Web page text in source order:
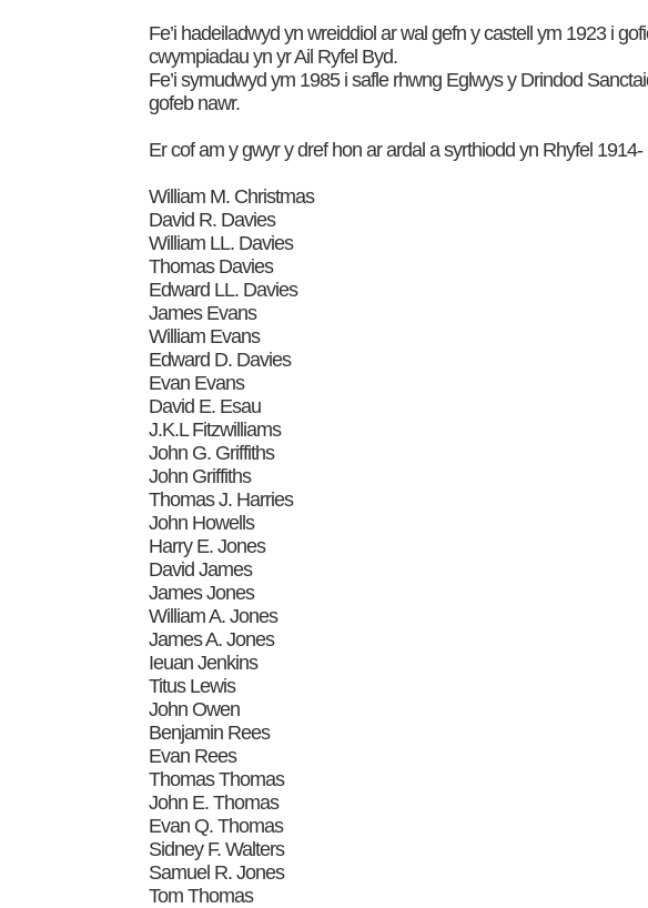
Fe’i hadeiladwyd yn wreiddiol ar wal gefn y castell ym 1923 i
cwympiadau yn yr Ail Ryfel Byd.
Fe’i symudwyd ym 1985 i safle rhwng Eglwys y Drindod
gofeb nawr.
Er cof am y gwyr y dref hon ar ardal a syrthiodd yn Rhyfel
William M. Christmas
David R. Davies
William LL. Davies
Thomas Davies
Edward LL. Davies
James Evans
William Evans
Edward D. Davies
Evan Evans
David E. Esau
J.K.L Fitzwilliams
John G. Griffiths
John Griffiths
Thomas J. Harries
John Howells
Harry E. Jones
David James
James Jones
William A. Jones
James A. Jones
Ieuan Jenkins
Titus Lewis
John Owen
Benjamin Rees
Evan Rees
Thomas Thomas
John E. Thomas
Evan Q. Thomas
Sidney F. Walters
Samuel R. Jones
Tom Thomas